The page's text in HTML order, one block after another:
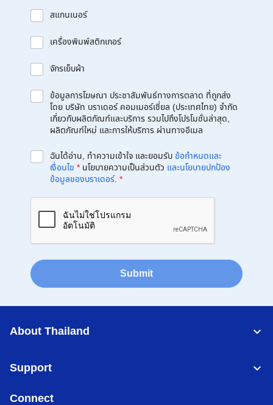
สแกนเนอร์
เครื่องพิมพ์สติกเกอร์
จักรเย็บผ้า
ข้อมูลการโฆษณา ประชาสัมพันธ์ทางการตลาด ที่ถูกส่ง
โดย บริษัท บราเดอร์ คอมเมอร์เชี่ยล (ประเทศไทย) จำกัด
เกี่ยวกับผลิตภัณฑ์และบริการ รวมไปถึงโปรโมชั่นล่าสุด,
ผลิตภัณฑ์ใหม่ และการให้บริการ ผ่านทางอีเมล
ฉันได้อ่าน, ทำความเข้าใจ และยอมรับข้อกำหนดและ
เงื่อนไข * นโยบายความเป็นส่วนตัว และนโยบายปกป้อง
ข้อมูลของบราเดอร์. *
Submit
About Thailand
Support
Connect